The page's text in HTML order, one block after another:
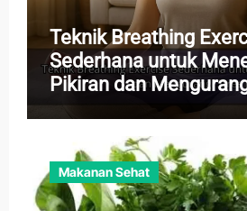
Teknik Breathing
Sederhana untuk
Pikiran dan
Harian
Makanan Sehat